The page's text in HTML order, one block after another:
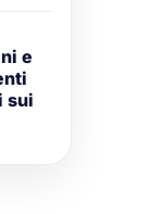
e
sui